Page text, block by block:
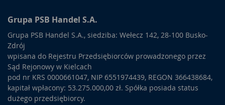
Grupa PSB Handel S.A.
Grupa PSB Handel S.A., siedziba: Wełecz 142, 28-100 Busko-
Zdrój
wpisana do Rejestru Przedsiębiorców prowadzonego przez
Sąd Rejonowy w Kielcach
pod nr KRS 0000661047, NIP 6551974439, REGON 366438684,
kapitał wpłacony: 53.275.000,00 zł. Spółka posiada status
dużego przedsiębiorcy.